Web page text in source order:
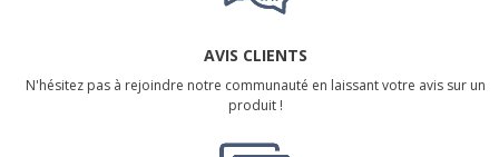
AVIS CLIENTS
N'hésitez pas à rejoindre notre communauté en laissant votre avis sur un
produit !